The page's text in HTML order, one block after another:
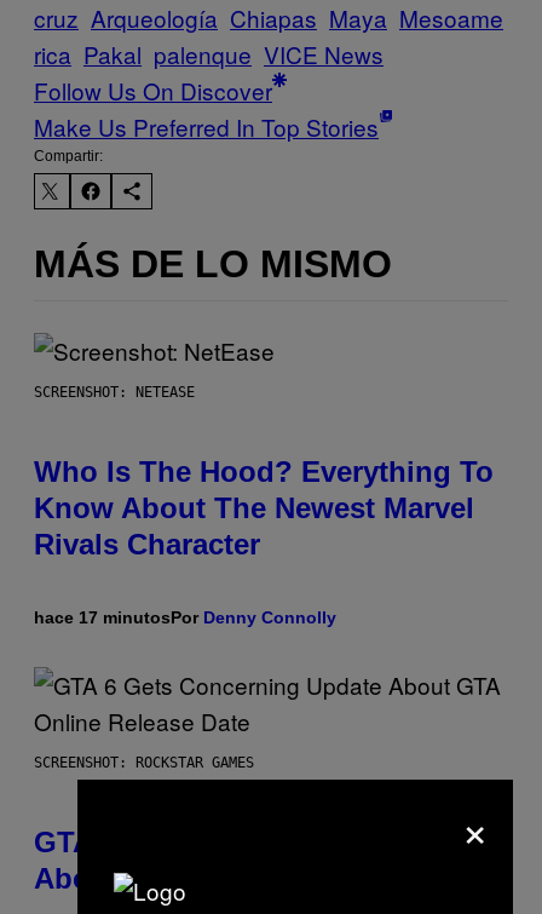
cruz Arqueología Chiapas Maya Mesoame
rica Pakal palenque VICE News
Follow Us On Discover
Make Us Preferred In Top Stories
Compartir:
MÁS DE LO MISMO
SCREENSHOT: NETEASE
Who Is The Hood? Everything To
Know About The Newest Marvel
Rivals Character
hace 17 minutosPor Denny Connolly
SCREENSHOT: ROCKSTAR GAMES
GTA 6 Gets Concerning Update
About GTA Online Release Date
×